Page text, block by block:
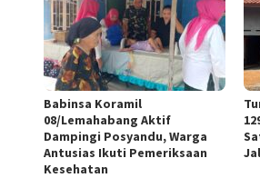
Babinsa Koramil
08/Lemahabang Aktif
Dampingi Posyandu, Warga
Antusias Ikuti Pemeriksaan
Kesehatan